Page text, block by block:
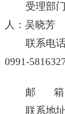
受理部
人： 吴晓芳
联系电话
0991-
邮 箱
联系地